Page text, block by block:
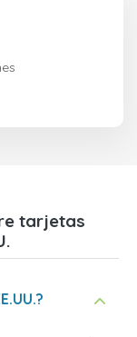
tarjetas